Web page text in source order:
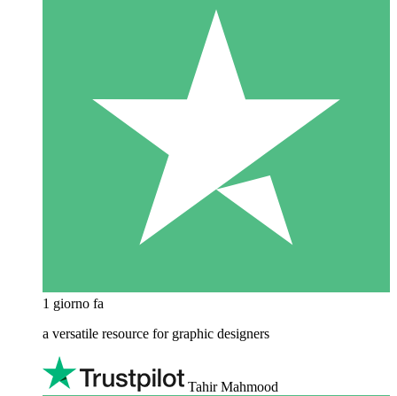
1 giorno fa
a versatile resource for graphic designers
Tahir Mahmood